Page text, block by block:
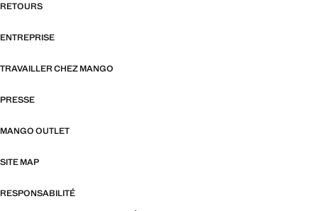
RETOURS
ENTREPRISE
TRAVAILLER CHEZ MANGO
PRESSE
MANGO OUTLET
SITE MAP
RESPONSABILITÉ